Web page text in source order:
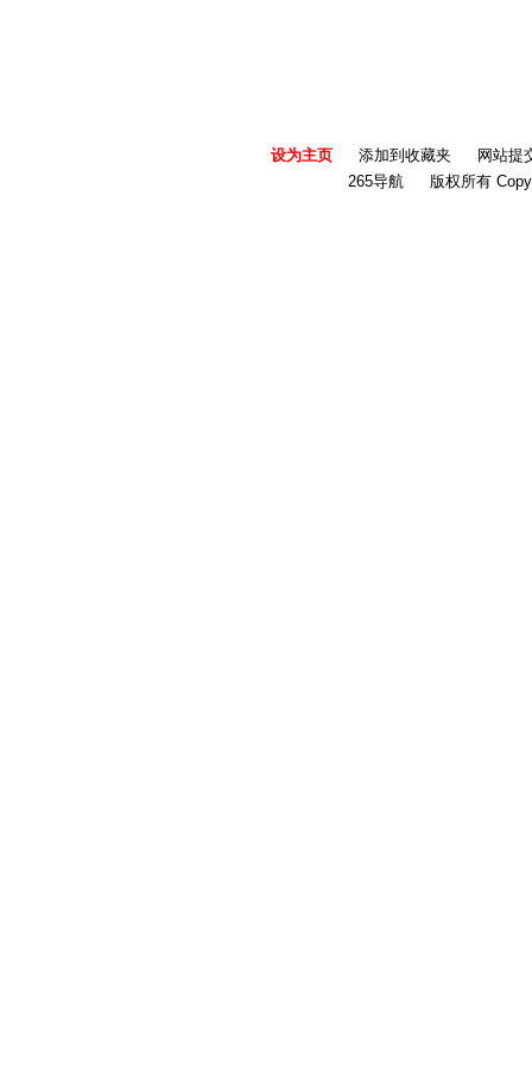
设为主页 添加到收藏夹
网站提
265导航
版权所有